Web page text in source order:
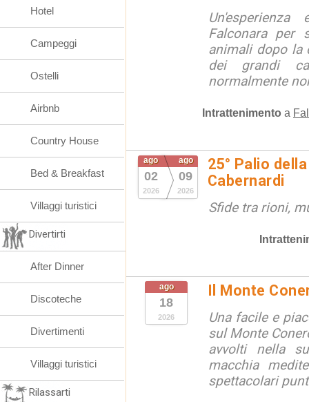
Falconara per
animali dopo la
dei grandi
normalmente
Intrattenimento a
ago
02
2026
ago
09
2026
25° Palio
Cabernardi
Sfide tra rioni,
ago
18
2026
Il Monte
Una facile e
sul Monte
avvolti nella
macchia
spettacolari
Hotel
Campeggi
Ostelli
Airbnb
Country House
Bed & Breakfast
Villaggi turistici
Divertirti
After Dinner
Discoteche
Divertimenti
Villaggi turistici
Rilassarti